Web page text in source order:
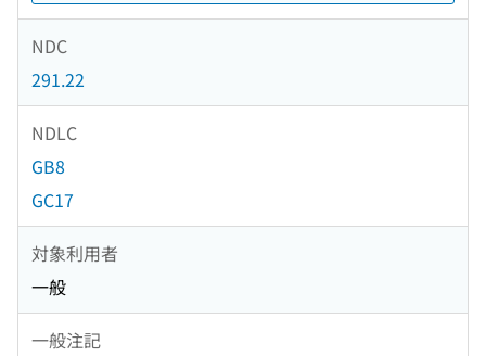
NDC
291.22
NDLC
GB8
GC17
対象利用者
一般
一般注記